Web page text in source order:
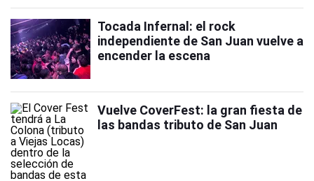
Tocada Infernal: el rock
independiente de San Juan vuelve a
encender la escena
Vuelve CoverFest: la gran fiesta de
las bandas tributo de San Juan